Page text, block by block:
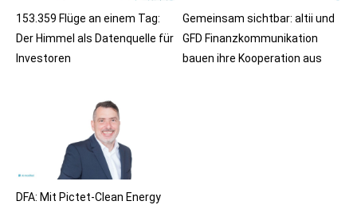
153.359 Flüge an einem Tag:
Der Himmel als Datenquelle für
Investoren
Gemeinsam sichtbar: altii und
GFD Finanzkommunikation
bauen ihre Kooperation aus
DFA: Mit Pictet-Clean Energy